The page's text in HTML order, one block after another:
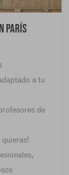
París
a tu
de
quieras!